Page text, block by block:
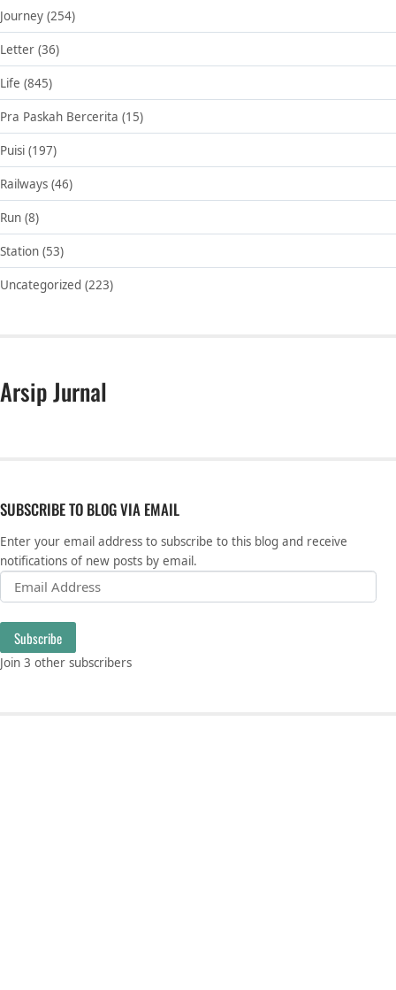
Journey (254)
Letter (36)
Life (845)
Pra Paskah Bercerita (15)
Puisi (197)
Railways (46)
Run (8)
Station (53)
Uncategorized (223)
Arsip Jurnal
SUBSCRIBE TO BLOG VIA EMAIL
Enter your email address to subscribe to this blog and receive
notifications of new posts by email.
Email Address
Subscribe
Join 3 other subscribers